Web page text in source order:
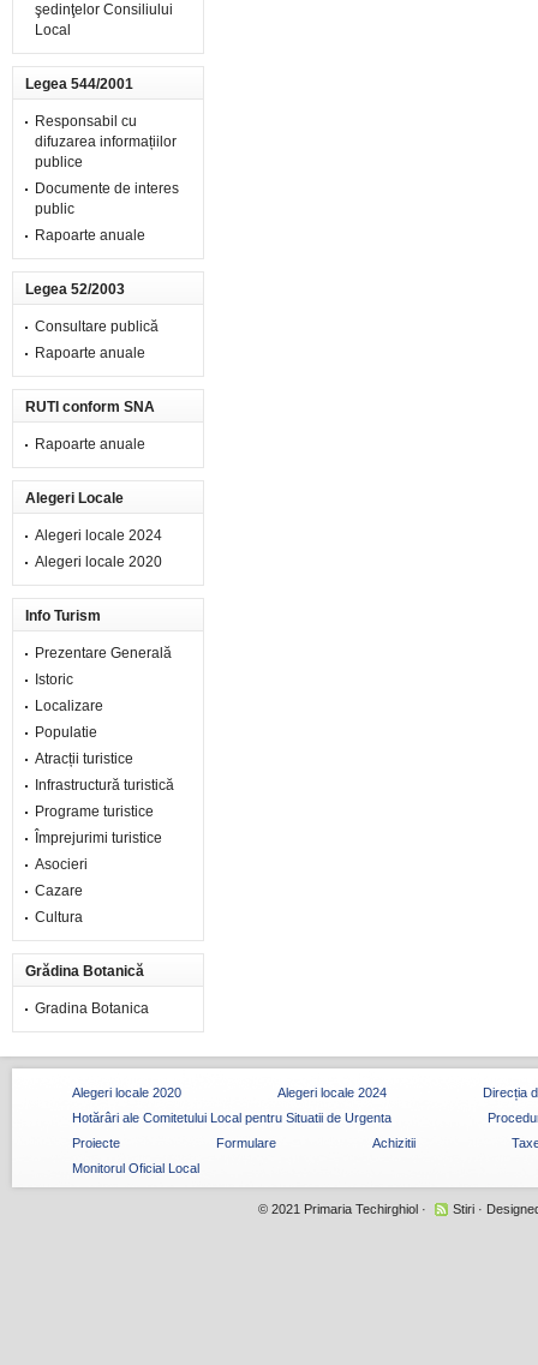
şedinţelor Consiliului
Local
Legea 544/2001
Responsabil cu
difuzarea informațiilor
publice
Documente de interes
public
Rapoarte anuale
Legea 52/2003
Consultare publică
Rapoarte anuale
RUTI conform SNA
Rapoarte anuale
Alegeri Locale
Alegeri locale 2024
Alegeri locale 2020
Info Turism
Prezentare Generală
Istoric
Localizare
Populatie
Atracții turistice
Infrastructură turistică
Programe turistice
Împrejurimi turistice
Asocieri
Cazare
Cultura
Grădina Botanică
Gradina Botanica
Alegeri locale 2020 Alegeri locale 2024
Direcția
Hotărâri ale Comitetului Local pentru Situatii de Urgenta
Proiecte
Formulare Achizitii
Monitorul Oficial Local
© 2021 Primaria Techirghiol· Stiri·